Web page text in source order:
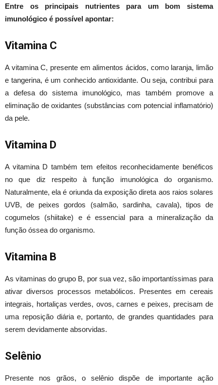
Entre os principais nutrientes para um bom sistema
imunológico é possível apontar:
Vitamina C
A vitamina C, presente em alimentos ácidos, como laranja, limão
e tangerina, é um conhecido antioxidante. Ou seja, contribui para
a defesa do sistema imunológico, mas também promove a
eliminação de oxidantes (substâncias com potencial inflamatório)
da pele.
Vitamina D
A vitamina D também tem efeitos reconhecidamente benéficos
no que diz respeito à função imunológica do organismo.
Naturalmente, ela é oriunda da exposição direta aos raios solares
UVB, de peixes gordos (salmão, sardinha, cavala), tipos de
cogumelos (shiitake) e é essencial para a mineralização da
função óssea do organismo.
Vitamina B
As vitaminas do grupo B, por sua vez, são importantíssimas para
ativar diversos processos metabólicos. Presentes em cereais
integrais, hortaliças verdes, ovos, carnes e peixes, precisam de
uma reposição diária e, portanto, de grandes quantidades para
serem devidamente absorvidas.
Selênio
Presente nos grãos, o selênio dispõe de importante ação